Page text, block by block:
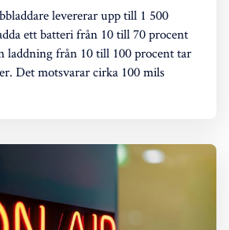
levererar upp till 1 500
ett batteri från 10 till 70 procent
laddning från 10 till 100 procent tar
Det motsvarar cirka 100 mils